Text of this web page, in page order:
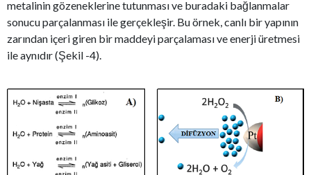
metalinin gözeneklerine tutunması ve buradaki bağlanmalar
sonucu parçalanması ile gerçekleşir. Bu örnek, canlı bir yapının
zarından içeri giren bir maddeyi parçalaması ve enerji üretmesi
ile aynıdır (Şekil -4).